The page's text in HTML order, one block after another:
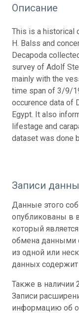
Описание
This is a historical
H. Balss and
Decapoda
survey of Adolf
mainly with the
time span of 3/9/
occurence data of
Egypt. It also
lifestage and
dataset was done
Записи
Данные этого
опубликованы в
который
обмена данными
из одной или
данных содержит
Также в наличии
Записи
информацию об